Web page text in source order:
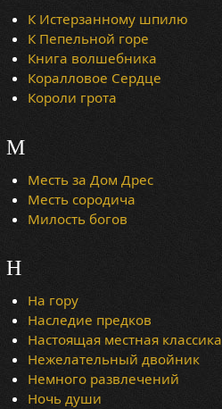
К Истерзанному шпилю
К Пепельной горе
Книга волшебника
Коралловое Сердце
Короли грота
М
Месть за Дом Дрес
Месть сородича
Милость богов
Н
На гору
Наследие предков
Настоящая местная классика
Нежелательный двойник
Немного развлечений
Ночь души